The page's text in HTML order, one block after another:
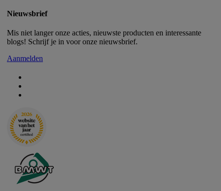
Nieuwsbrief
Mis niet langer onze acties, nieuwste producten en interessante
blogs! Schrijf je in voor onze nieuwsbrief.
Aanmelden